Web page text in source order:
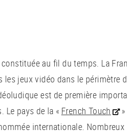
au fil du temps. La
les jeux vidéo dans le périmètre
est de première
Le pays de la « French Touch
»
internationale.